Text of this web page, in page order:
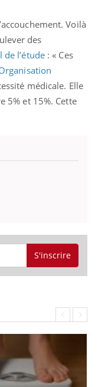
Voilà
des
de l’étude: « Ces
médicale. Elle
5% et 15%. Cette
S'inscrire